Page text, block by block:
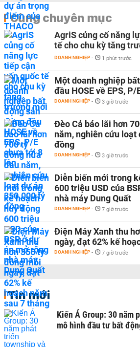
Cùng chuyên mục
AgriS củng cố năng
tế cho chu kỳ tăng
DOANH NGHIỆP - 1 phút trước
Một doanh nghiệp
đầu HOSE về EPS,
DOANH NGHIỆP - 3 giờ trước
Đèo Cả báo lãi hơn
năm, nghiên cứu loạt
đồng
DOANH NGHIỆP - 3 giờ trước
Diễn biến mới trong
600 triệu USD của
nhà máy Dung Quất
DOANH NGHIỆP - 7 giờ trước
Điện Máy Xanh thu
ngày, đạt 62% kế
DOANH NGHIỆP - 7 giờ trước
Tin mới
Kiến Á Group: 30 năm
mô hình đầu tư bất